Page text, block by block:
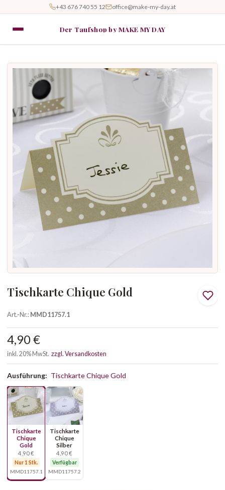
+43 676 740 55 12 office@make-my-day.at
Der Taufshop by MAKE MY DAY
Tischkarte Chique Gold
Art.-Nr.:MMD11757.1
4,90 €
inkl. 20% MwSt. zzgl. Versandkosten
Ausführung: Tischkarte Chique Gold
Tischkarte
Chique
Gold
4,90 €
Nur 1 Stk.
MMD11757.1
Tischkarte
Chique
Silber
4,90 €
Verfügbar
MMD11757.2